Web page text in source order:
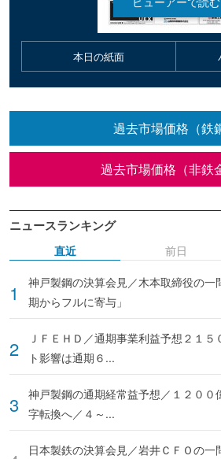
本日の紙面
過去市場価格（鉄
過去市場価格（非鉄
ニュースランキング
直近
神戸製鋼の決算会見／木本取締役の一
期からフルに寄与」
ＪＦＥＨＤ／通期事業利益予想２１
ト影響は通期６...
神戸製鋼の通期経常益予想／１２００
字転換へ／４～...
日本製鉄の決算会見／岩井ＣＦＯの
前日